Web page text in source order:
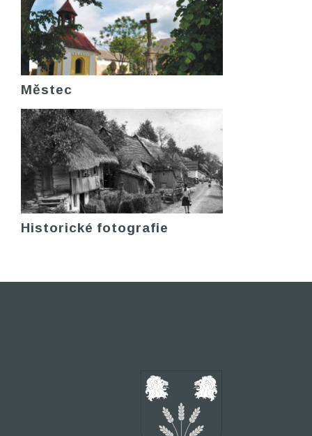
Městec
Historické fotografie